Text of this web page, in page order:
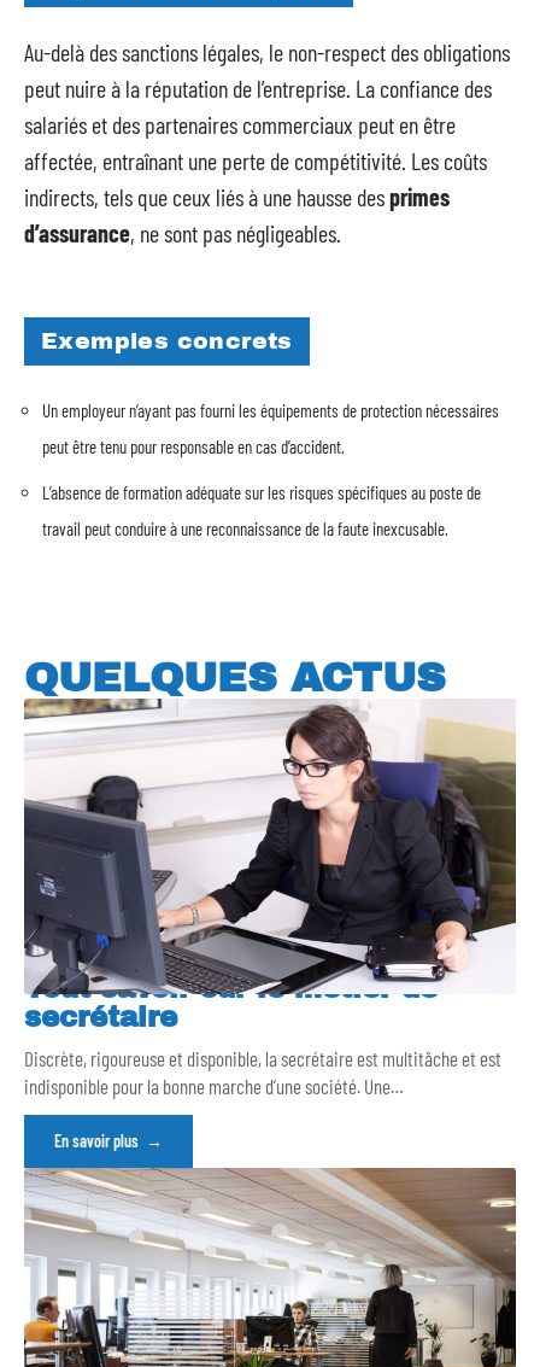
Au-delà des sanctions légales, le non-respect des obligations
peut nuire à la réputation de l’entreprise. La confiance des
salariés et des partenaires commerciaux peut en être
affectée, entraînant une perte de compétitivité. Les coûts
indirects, tels que ceux liés à une hausse desprimes
d’assurance, ne sont pas négligeables.
Exemples concrets
Un employeur n’ayant pas fourni les équipements de protection nécessaires
peut être tenu pour responsable en cas d’accident.
L’absence de formation adéquate sur les risques spécifiques au poste de
travail peut conduire à une reconnaissance de la faute inexcusable.
QUELQUES ACTUS
Tout savoir sur le métier de
secrétaire
Discrète, rigoureuse et disponible, la secrétaire est multitâche et est
indisponible pour la bonne marche d’une société. Une…
En savoir plus